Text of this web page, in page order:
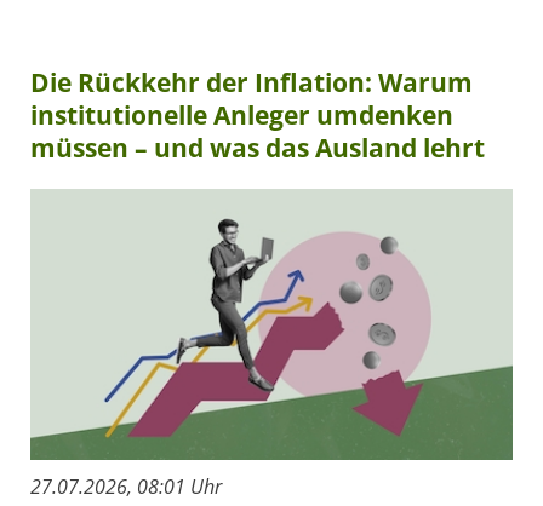
Die Rückkehr der Inflation: Warum
institutionelle Anleger umdenken
müssen – und was das Ausland lehrt
27.07.2026, 08:01 Uhr